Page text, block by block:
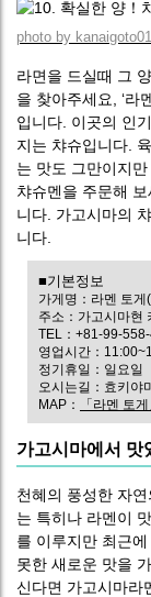
photo by
라면을 드실때 그
을 찾아주세요, ‘라
입니다. 이곳의 인
지는 챠슈입니다.
는 맛도 그만이지
챠슈멘을 주문해
니다. 가고시마의
니다.
■기본정보
가게명：라멘 토
주소：가고시마현
TEL：+81-99-
영업시간：
정기휴일：일요일
오시는길：효키야
MAP：
「라멘 토
가고시마에서 맛
천혜의 풍성한 자
는 특히나 라멘이
를 이루지만 최근
못한 새로운 맛을
신다면 가고시마라